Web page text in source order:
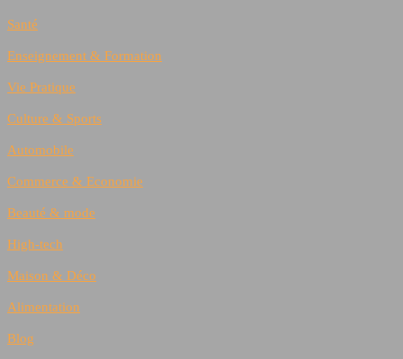
Santé
Enseignement & Formation
Vie Pratique
Culture & Sports
Automobile
Commerce & Economie
Beauté & mode
High-tech
Maison & Déco
Alimentation
Blog